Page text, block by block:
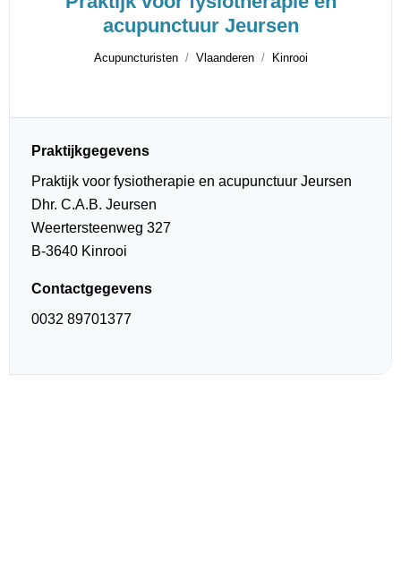
acupunctuur Jeursen
Acupuncturisten Vlaanderen Kinrooi
Praktijkgegevens
Praktijk voor fysiotherapie en acupunctuur Jeursen
Dhr. C.A.B. Jeursen
Weertersteenweg 327
B-3640 Kinrooi
Contactgegevens
0032 89701377